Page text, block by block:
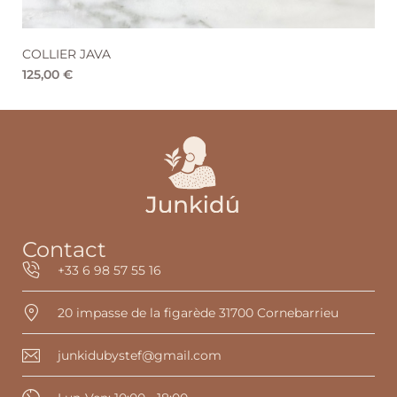
Contact
+33 6 98 57 55 16
20 impasse de la figarède 31700 Cornebarrieu
junkidubystef@gmail.com